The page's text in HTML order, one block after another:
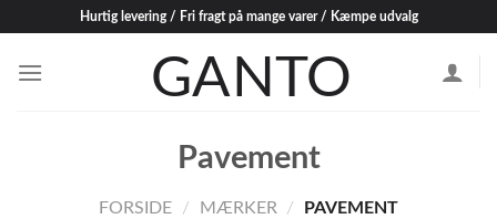
content
Hurtig levering / Fri fragt på mange varer / Kæmpe udvalg
Pavement
FORSIDE / MÆRKER / PAVEMENT